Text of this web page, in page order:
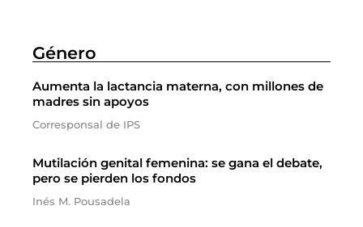
Género
Aumenta la lactancia materna, con millones de
madres sin apoyos
Corresponsal de IPS
Mutilación genital femenina: se gana el debate,
pero se pierden los fondos
Inés M. Pousadela